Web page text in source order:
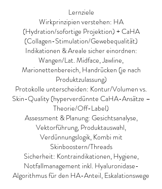
Lernziele
Wirkprinzipien verstehen: HA
(Hydration/sofortige Projektion) + CaHA
(Collagen-Stimulation/Gewebequalität)
Indikationen & Areale sicher einordnen:
Wangen/Lat. Midface, Jawline,
Marionettenbereich, Handrücken (je nach
Produktzulassung)
Protokolle unterscheiden: Kontur/Volumen vs.
Skin-Quality (hyperverdünnte CaHA-Ansätze –
Theorie/Off-Label)
Assessment & Planung: Gesichtsanalyse,
Vektorführung, Produktauswahl,
Verdünnungslogik, Kombi mit
Skinboostern/Threads
Sicherheit: Kontraindikationen, Hygiene,
Notfallmanagement inkl. Hyaluronidase-
Algorithmus für den HA-Anteil, Eskalationswege